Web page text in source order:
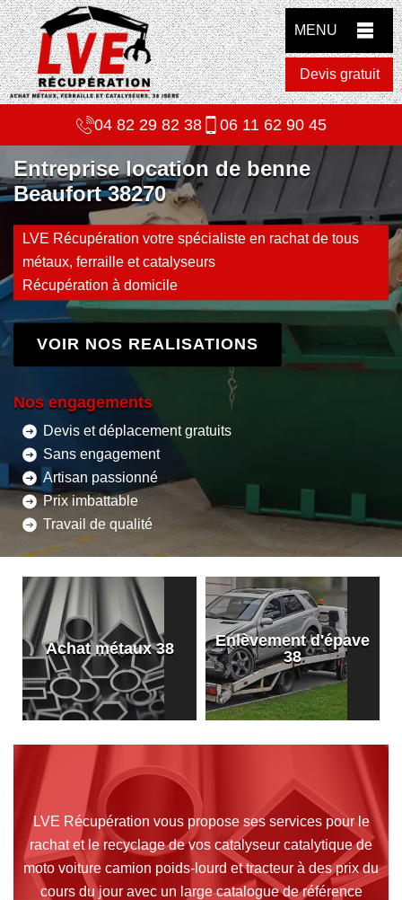
MENU
Devis gratuit
04 82 29 82 38 06 11 62 90 45
Entreprise location de benne
Beaufort 38270
LVE Récupération votre spécialiste en rachat de tous
métaux, ferraille et catalyseurs
Récupération à domicile
VOIR NOS REALISATIONS
Nos engagements
Devis et déplacement gratuits
Sans engagement
Artisan passionné
Prix imbattable
Travail de qualité
Achat métaux 38
Enlèvement d'épave
38
LVE Récupération vous propose ses services pour le
rachat et le recyclage de vos catalyseur catalytique de
moto voiture camion poids-lourd et tracteur à des prix du
cours du jour avec un large catalogue de référence